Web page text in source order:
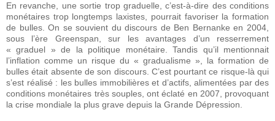
En revanche, une sortie trop graduelle, c’est-à-dire des conditions
monétaires trop longtemps laxistes, pourrait favoriser la formation
de bulles. On se souvient du discours de Ben Bernanke en 2004,
sous l’ère Greenspan, sur les avantages d’un resserrement
« graduel » de la politique monétaire. Tandis qu’il mentionnait
l’inflation comme un risque du « gradualisme », la formation de
bulles était absente de son discours. C’est pourtant ce risque-là qui
s’est réalisé : les bulles immobilières et d’actifs, alimentées par des
conditions monétaires très souples, ont éclaté en 2007, provoquant
la crise mondiale la plus grave depuis la Grande Dépression.